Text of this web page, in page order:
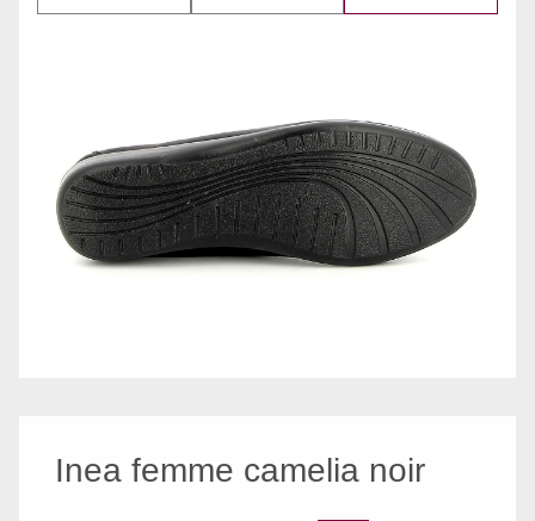
Inea femme camelia noir